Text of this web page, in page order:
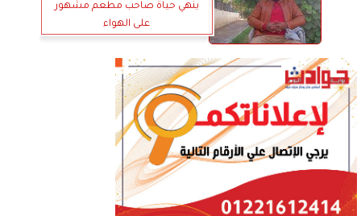
ينهي حياة صاحب مطعم مشهور
على الهواء